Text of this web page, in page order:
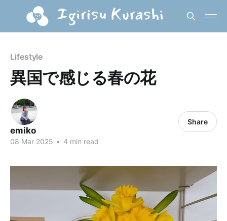
Lifestyle
異国で感じる春の花
emiko
08 Mar 2025 • 4 min read
Share